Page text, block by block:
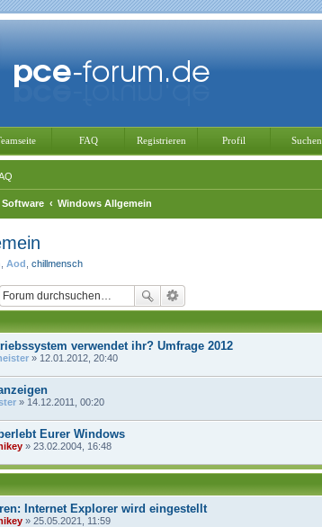
FAQ Registrieren Profil Suchen
Software Windows Allgemein
Aod chillmensch
verwendet ihr? Umfrage 2012
» 12.01.2012, 20:40
» 14.12.2011, 00:20
Eurer Windows
» 23.02.2004, 16:48
Internet Explorer wird eingestellt
» 25.05.2021, 11:59